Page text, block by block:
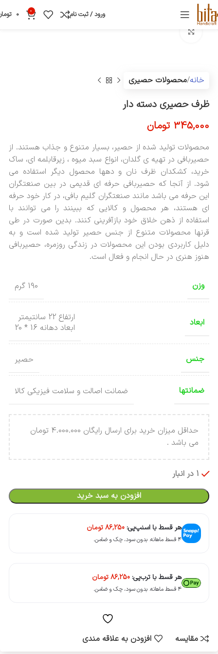
ورود / ثبت نام 0
0
خانه محصولات حصیری
ظرف حصیری دسته دار
345,000 تومان
محصولات تولید شده از حصیر، بسیار متنوع و جذاب هستند. از
حصیربافی در تهیه ی گلدان، انواع سبد میوه ، زیرقابلمه ای، ساک
خرید، کشکدان ظرف نان و دهها محصول دیگر استفاده می
شود. از آنجا که حصیربافی حرفه ای قدیمی در بین صنعتگران
این حرفه می باشد مانند صنعتگران گلیم بافی، در کار خود حرفه
ای هستند، هر محصول و کالایی که ببینند را می توانند با
استفاده از ذهن خلاق خود بازآفرینی کنند. بدین صورت در طی
قرنها محصولات متنوع از جنس حصیر تولید شده است و به
دلیل کاربردی بودن این محصولات در زندگی روزمره، حصیربافی
هنوز هنری در حال انجام و فعال است.
وزن 190 گرم
ابعاد
ارتفاع 22 سانتیمتر
ابعاد دهانه 16 * 20
جنس حصیر
ضمانتها ضمانت اصالت و سلامت فیزیکی کالا
حداقل میزان خرید برای ارسال رایگان 4.000.000 تومان
می باشد .
1 در انبار
افزودن به سبد خرید
هر قسط با اسنپ‌پی: 86,250تومان
۴ قسط ماهانه. بدون سود، چک و ضامن.
هر قسط با ترب‌پی: 86,250تومان
۴ قسط ماهانه. بدون سود، چک و ضامن.
مقایسه افزودن به علاقه مندی